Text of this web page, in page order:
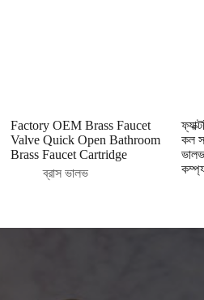
Factory OEM Brass Faucet
Valve Quick Open Bathroom
Brass Faucet Cartridge
ব্রাস ভালভ
কল